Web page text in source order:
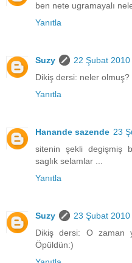
ben nete ugramayalı
Yanıtla
Suzy
22 Şubat
Dikiş dersi: neler olmuş?
Yanıtla
Hanande sazende 23
sitenin şekli degişmiş
saglık selamlar ...
Yanıtla
Suzy
23 Şubat 2010
Dikiş dersi: O zaman
Öpüldün:)